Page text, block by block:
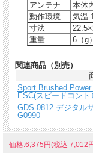
アンテナ
本体
動作環境
気温-
寸法
重量
6（g）
関連商品（別売）
Sport Brushed
ESC(スピードコン
GDS-0812 デジタル
G0990
価格:6,375円(税込 7,012